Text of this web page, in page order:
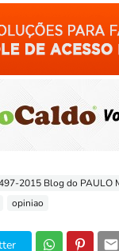
2015 Blog do PAULO
opiniao